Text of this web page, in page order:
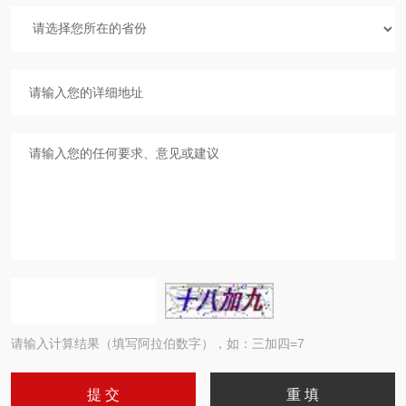
请输入计算结果（填写阿拉伯数字），如：三加四=7